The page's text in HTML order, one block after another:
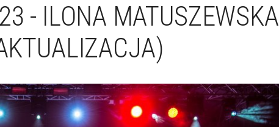
- ILONA MATUSZEWSKA